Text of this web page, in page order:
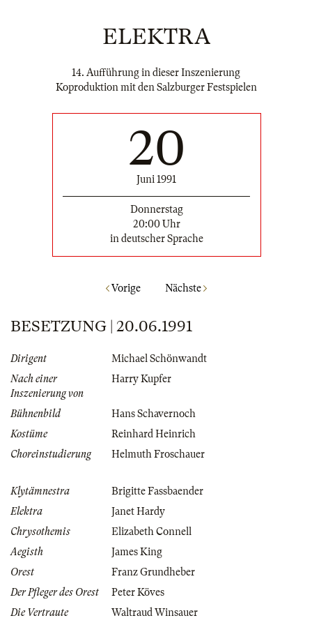
ELEKTRA
14. Aufführung in dieser Inszenierung
Koproduktion mit den Salzburger Festspielen
20
Juni 1991
Donnerstag
20:00 Uhr
in deutscher Sprache
Vorige Nächste
BESETZUNG | 20.06.1991
Dirigent
Michael Schönwandt
Nach einer
Inszenierung von
Harry Kupfer
Bühnenbild
Hans Schavernoch
Kostüme
Reinhard Heinrich
Choreinstudierung
Helmuth Froschauer
Klytämnestra
Brigitte Fassbaender
Elektra
Janet Hardy
Chrysothemis
Elizabeth Connell
Aegisth
James King
Orest
Franz Grundheber
Der Pfleger des Orest
Peter Köves
Die Vertraute
Waltraud Winsauer